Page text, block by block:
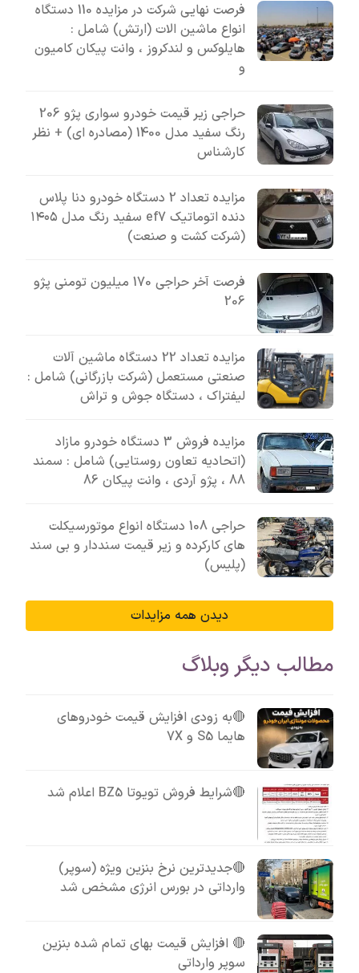
فرصت نهایی شرکت در مزایده 110 دستگاه
انواع ماشین الات (ارتش) شامل :
هایلوکس و لندکروز ، وانت پیکان کامیون
و
حراجی زیر قیمت خودرو سواری پژو 206
رنگ سفید مدل 1400 (مصادره ای) + نظر
کارشناس
مزایده تعداد 2 دستگاه خودرو دنا پلاس
دنده اتوماتیک ef7 سفید رنگ مدل ۱۴۰۵
(شرکت کشت و صنعت)
فرصت آخر حراجی 170 میلیون تومنی پژو
206
مزایده تعداد 22 دستگاه ماشین آلات
صنعتی مستعمل (شرکت بازرگانی) شامل :
لیفتراک ، دستگاه جوش و تراش
مزایده فروش 3 دستگاه خودرو مازاد
(اتحادیه تعاون روستایی) شامل : سمند
88 ، پژو آردی ، وانت پیکان 86
حراجی 108 دستگاه انواع موتورسیکلت
های کارکرده و زیر قیمت سنددار و بی سند
(پلیس)
دیدن همه مزایدات
مطالب دیگر وبلاگ
🔴به زودی افزایش قیمت خودروهای
هایما S5 و 7X
🔴شرایط فروش تویوتا BZ5 اعلام شد
🔴جدیدترین نرخ بنزین ویژه (سوپر)
وارداتی در بورس انرژی مشخص شد
🔴 افزایش قیمت بهای تمام شده بنزین
سوپر وارداتی